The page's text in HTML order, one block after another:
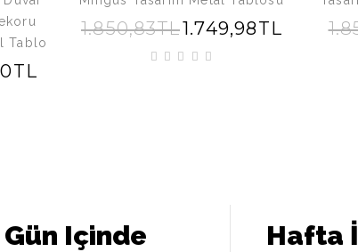
Tablo
1.850,83TL1.749,98TL
Gün Içinde
Hafta